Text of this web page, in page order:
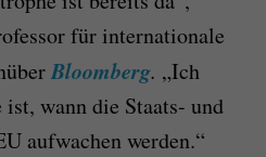
für internationale
Bloomberg. „Ich
wann die Staats- und
aufwachen werden.“